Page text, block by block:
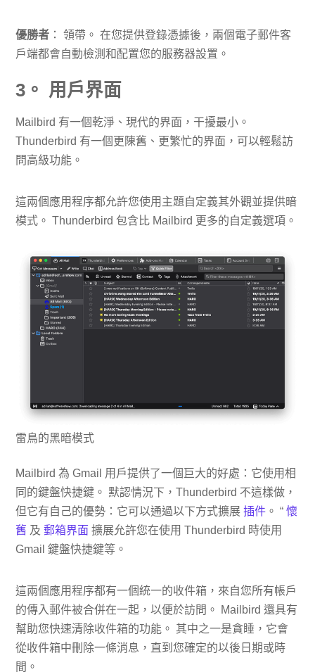
優勝者 ： 領帶。 在您提供登錄憑據後，兩個電子郵件客
戶端都會自動檢測和配置您的服務器設置。
3。 用戶界面
Mailbird 有一個乾淨、現代的界面，干擾最小。
Thunderbird 有一個更陳舊、更繁忙的界面，可以輕鬆訪
問高級功能。
這兩個應用程序都允許您使用主題自定義其外觀並提供暗
模式。 Thunderbird 包含比 Mailbird 更多的自定義選項。
雷鳥的黑暗模式
Mailbird 為 Gmail 用戶提供了一個巨大的好處：它使用相
同的鍵盤快捷鍵。 默認情況下，Thunderbird 不這樣做，
但它有自己的優勢：它可以通過以下方式擴展插件 。 “懷
舊 及郵箱界面 擴展允許您在使用 Thunderbird 時使用
Gmail 鍵盤快捷鍵等。
這兩個應用程序都有一個統一的收件箱，來自您所有帳戶
的傳入郵件被合併在一起，以便於訪問。 Mailbird 還具有
幫助您快速清除收件箱的功能。 其中之一是貪睡，它會
從收件箱中刪除一條消息，直到您確定的以後日期或時
間。